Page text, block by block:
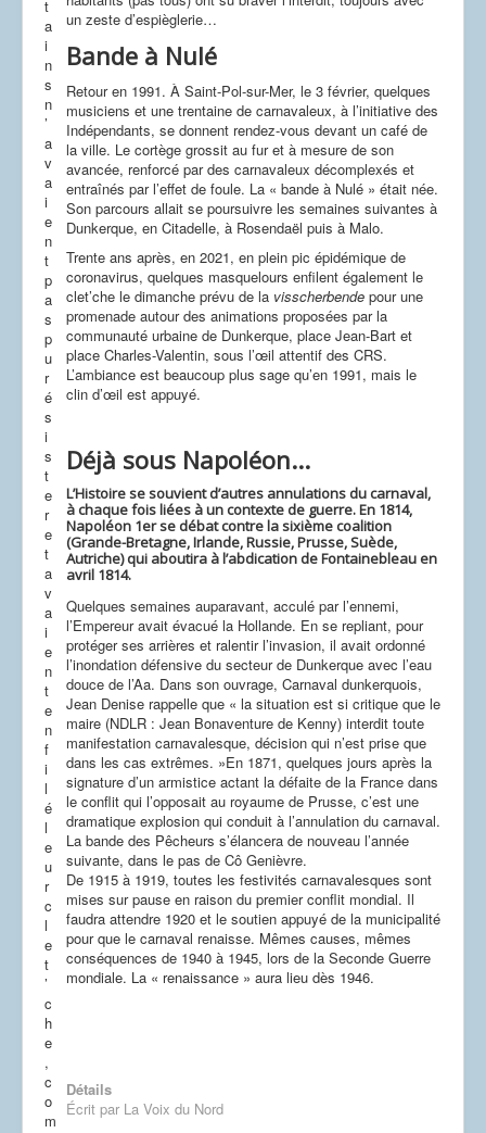
t
a
i
n
s
n
’
a
v
a
i
e
n
t
p
a
s
p
u
r
é
s
i
s
t
e
r
e
t
a
v
a
i
e
n
t
e
n
f
i
l
é
l
e
u
r
c
l
e
t
’
c
h
e
,
c
o
m
un zeste d’espièglerie…
Bande à Nulé
Retour en 1991. À Saint-Pol-sur-Mer, le 3 février, quelques
musiciens et une trentaine de carnavaleux, à l’initiative des
Indépendants, se donnent rendez-vous devant un café de
la ville. Le cortège grossit au fur et à mesure de son
avancée, renforcé par des carnavaleux décomplexés et
entraînés par l’effet de foule. La « bande à Nulé » était née.
Son parcours allait se poursuivre les semaines suivantes à
Dunkerque, en Citadelle, à Rosendaël puis à Malo.
Trente ans après, en 2021, en plein pic épidémique de
coronavirus, quelques masquelours enfilent également le
clet’che le dimanche prévu de la visscherbende pour une
promenade autour des animations proposées par la
communauté urbaine de Dunkerque, place Jean-Bart et
place Charles-Valentin, sous l’œil attentif des CRS.
L’ambiance est beaucoup plus sage qu’en 1991, mais le
clin d’œil est appuyé.
Déjà sous Napoléon...
L’Histoire se souvient d’autres annulations du carnaval,
à chaque fois liées à un contexte de guerre. En 1814,
Napoléon 1er se débat contre la sixième coalition
(Grande-Bretagne, Irlande, Russie, Prusse, Suède,
Autriche) qui aboutira à l’abdication de Fontainebleau en
avril 1814.
Quelques semaines auparavant, acculé par l’ennemi,
l’Empereur avait évacué la Hollande. En se repliant, pour
protéger ses arrières et ralentir l’invasion, il avait ordonné
l’inondation défensive du secteur de Dunkerque avec l’eau
douce de l’Aa. Dans son ouvrage, Carnaval dunkerquois,
Jean Denise rappelle que « la situation est si critique que le
maire (NDLR : Jean Bonaventure de Kenny) interdit toute
manifestation carnavalesque, décision qui n’est prise que
dans les cas extrêmes. »En 1871, quelques jours après la
signature d’un armistice actant la défaite de la France dans
le conflit qui l’opposait au royaume de Prusse, c’est une
dramatique explosion qui conduit à l’annulation du carnaval.
La bande des Pêcheurs s’élancera de nouveau l’année
suivante, dans le pas de Cô Genièvre.
De 1915 à 1919, toutes les festivités carnavalesques sont
mises sur pause en raison du premier conflit mondial. Il
faudra attendre 1920 et le soutien appuyé de la municipalité
pour que le carnaval renaisse. Mêmes causes, mêmes
conséquences de 1940 à 1945, lors de la Seconde Guerre
mondiale. La « renaissance » aura lieu dès 1946.
Détails
Écrit par La Voix du Nord